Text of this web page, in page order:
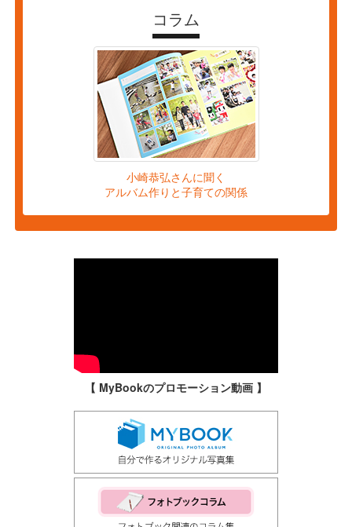
コラム
小崎恭弘さんに聞く
アルバム作りと子育ての関係
【 MyBookのプロモーション動画 】